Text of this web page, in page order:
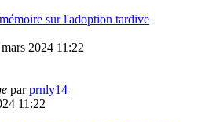
sur l'adoption tardive
2024 11:22
parprnly14
11:22